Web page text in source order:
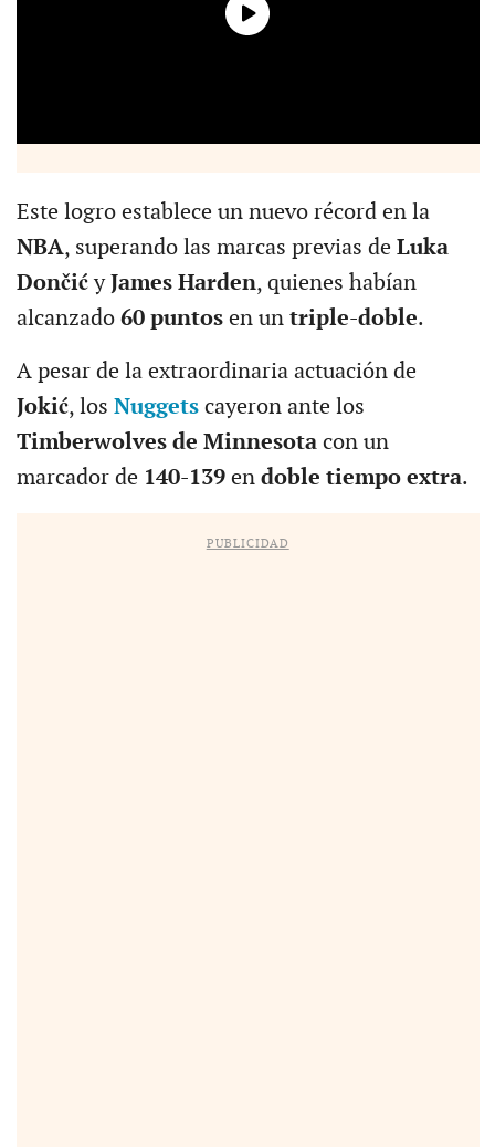
Este logro establece un nuevo récord en la
NBA, superando las marcas previas de Luka
DončićyJames Harden, quienes habían
alcanzado 60 puntosen untriple-doble.
A pesar de la extraordinaria actuación de
Jokić, los Nuggets cayeron ante los
Timberwolves de Minnesotacon un
marcador de 140-139 en doble tiempo extra.
PUBLICIDAD